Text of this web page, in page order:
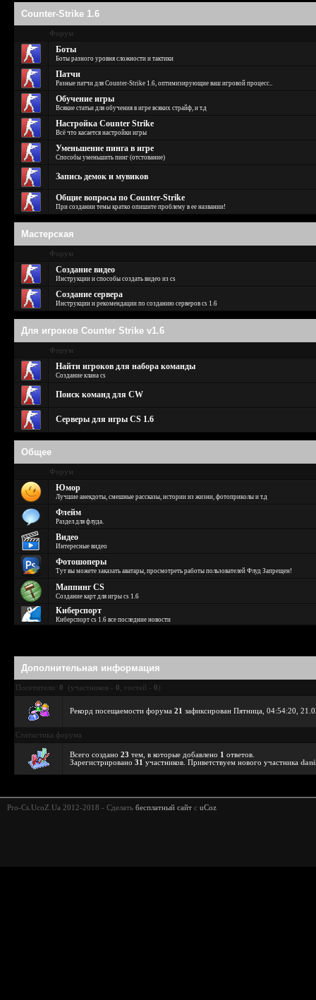
Counter-Strike 1.6
Форум
Боты
Боты разного уровня сложности и тактики
Патчи
Разные патчи для Counter-Strike 1.6, оптимизирующие ваш игровой процесс..
Обучение игры
Всякие статьи для обучения в игре всяких страйф, и т.д
Настройка Counter Strike
Всё что касается настройки игры
Уменьшение пинга в игре
Способы уменьшить пинг (отстование)
Запись демок и мувиков
Общие вопросы по Counter-Strike
При создании темы кратко опишите проблему в ее названии!
Мастерская
Форум
Создание видео
Инструкции и способы создать видео из cs
Создание сервера
Инструкции и рекомендации по созданию серверов cs 1.6
Для игроков Counter Strike v1.6
Форум
Найти игроков для набора команды
Создание клана cs
Поиск команд для CW
Серверы для игры CS 1.6
Общее
Форум
Юмор
Лучшие анекдоты, смешные рассказы, истории из жизни, фотоприколы и т.д
Флейм
Раздел для флуда.
Видео
Интересные видео
Фотошоперы
Тут вы можете заказать аватары, просмотреть работы пользователей Флуд Запрещен!
Маппинг CS
Создание карт для игры cs 1.6
Киберспорт
Киберспорт cs 1.6 все последние новости
Дополнительная информация
Посетители: 0 (участников - 0 , гостей - 0 )
Рекорд посещаемости форума 21 зафиксирован Пятница, 04:54:20,
Статистика форума
Всего создано 23 тем, в которые добавлено 1 ответов.
Зарегистрировано 31 участников. Приветствуем нового участника
Pro-Cs.UcoZ.Ua 2012-2018 - Сделать бесплатный сайт с uCoz